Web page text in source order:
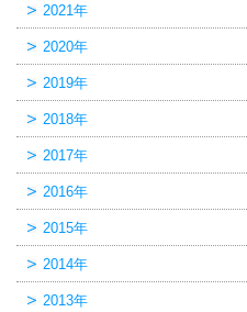
2021年
2020年
2019年
2018年
2017年
2016年
2015年
2014年
2013年